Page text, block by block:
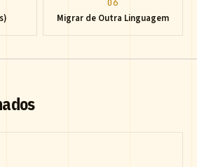
06
Migrar de Outra Linguagem